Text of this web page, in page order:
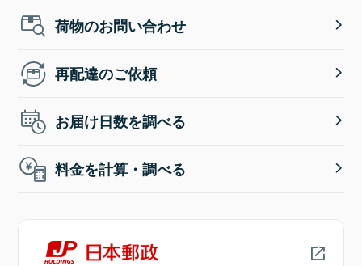
荷物のお問い合わせ
再配達のご依頼
お届け日数を調べる
料金を計算・調べる